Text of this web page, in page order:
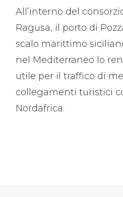
All’interno del
Ragusa, il porto di
scalo marittimo
nel Mediterraneo lo
utile per il traffico di
collegamenti turistici
Nordafrica.